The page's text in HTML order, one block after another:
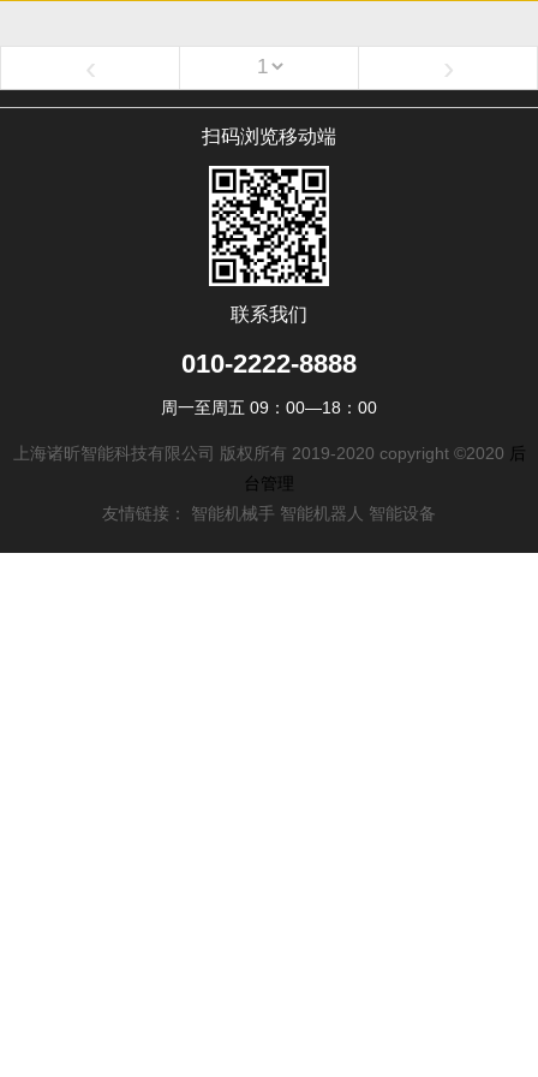
‹ ›
扫码浏览移动端
联系我们
010-2222-8888
周一至周五 09：00—18：00
上海诸昕智能科技有限公司 版权所有 2019-2020 copyright ©2020 后
台管理
友情链接： 智能机械手 智能机器人 智能设备